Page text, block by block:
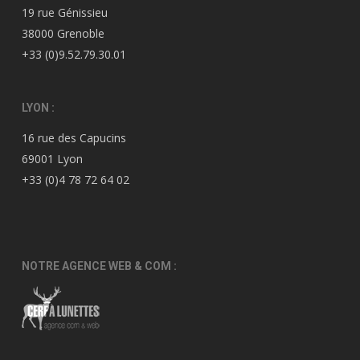
19 rue Génissieu
38000 Grenoble
+33 (0)9.52.79.30.01
LYON :
16 rue des Capucins
69001 Lyon
+33 (0)4 78 72 64 02
NOTRE AGENCE WEB & COM :